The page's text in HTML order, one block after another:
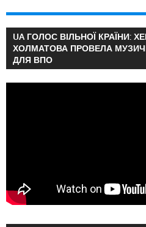
UA ГОЛОС ВІЛЬНОЇ КРАЇНИ:
ХОЛМАТОВА ПРОВЕЛА
ДЛЯ ВПО